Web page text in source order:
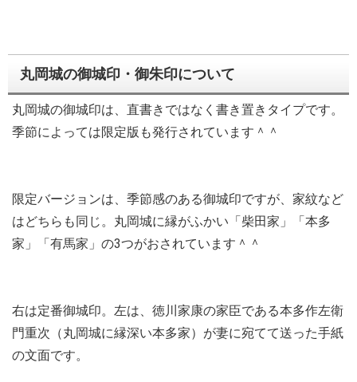
丸岡城の御城印・御朱印について
丸岡城の御城印は、直書きではなく書き置きタイプです。
季節によっては限定版も発行されています＾＾
限定バージョンは、季節感のある御城印ですが、家紋など
はどちらも同じ。丸岡城に縁がふかい「柴田家」「本多
家」「有馬家」の3つがおされています＾＾
右は定番御城印。左は、徳川家康の家臣である本多作左衛
門重次（丸岡城に縁深い本多家）が妻に宛てて送った手紙
の文面です。